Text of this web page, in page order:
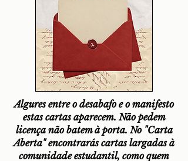
Algures entre o desabafo e o manifesto
estas cartas aparecem. Não pedem
licença não batem à porta. No "Carta
Aberta" encontrarás cartas largadas à
comunidade estudantil, como quem